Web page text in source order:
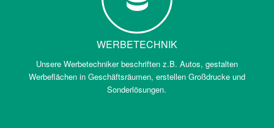
WERBETECHNIK
Unsere Werbetechniker beschriften z.B. Autos, gestalten
Werbeflächen in Geschäftsräumen, erstellen Großdrucke und
Sonderlösungen.